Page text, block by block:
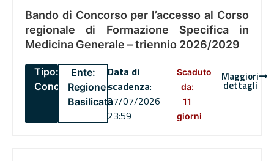
Bando di Concorso per l’accesso al Corso
regionale di Formazione Specifica in
Medicina Generale – triennio 2026/2029
Tipo:
Concorsi
Ente:
Regione
Basilicata
Data di
scadenza:
27/07/2026
23:59
Scaduto
da:
11
giorni
Maggiori
dettagli